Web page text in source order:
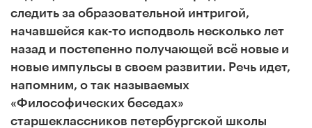
следить за образовательной интригой,
начавшейся как-то исподволь несколько лет
назад и постепенно получающей всё новые и
новые импульсы в своем развитии. Речь идет,
напомним, о так называемых
«Философических беседах»
старшеклассников петербургской школы